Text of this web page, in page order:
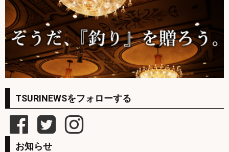
TSURINEWSをフォローする
お知らせ